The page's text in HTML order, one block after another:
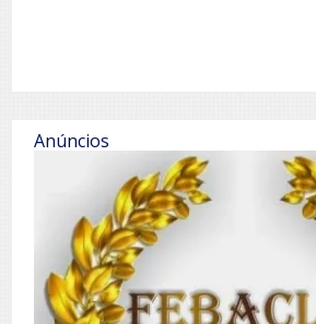
Anúncios